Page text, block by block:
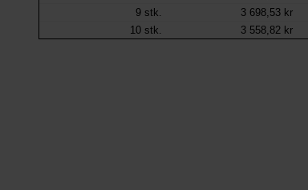
9 stk. 3 698,53 kr
10 stk. 3 558,82 kr